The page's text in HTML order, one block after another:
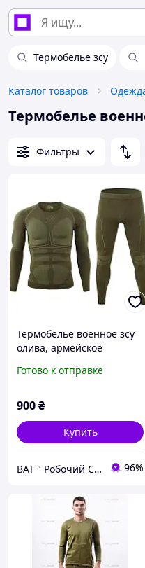
Термобелье зсу
Каталог товаров
Термобелье
Фильтры
Термобелье военное зсу
олива, армейское
термобелье из флиса по
Готово к отправке
900₴
Купить
ВАТ " Робочий Стиль " 96%